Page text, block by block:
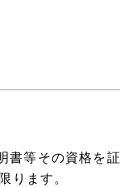
書等その資格を
ります。